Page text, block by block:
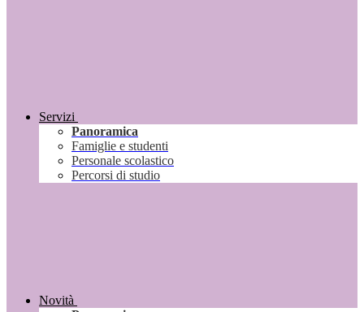
Servizi
Panoramica
Famiglie e studenti
Personale scolastico
Percorsi di studio
Novità